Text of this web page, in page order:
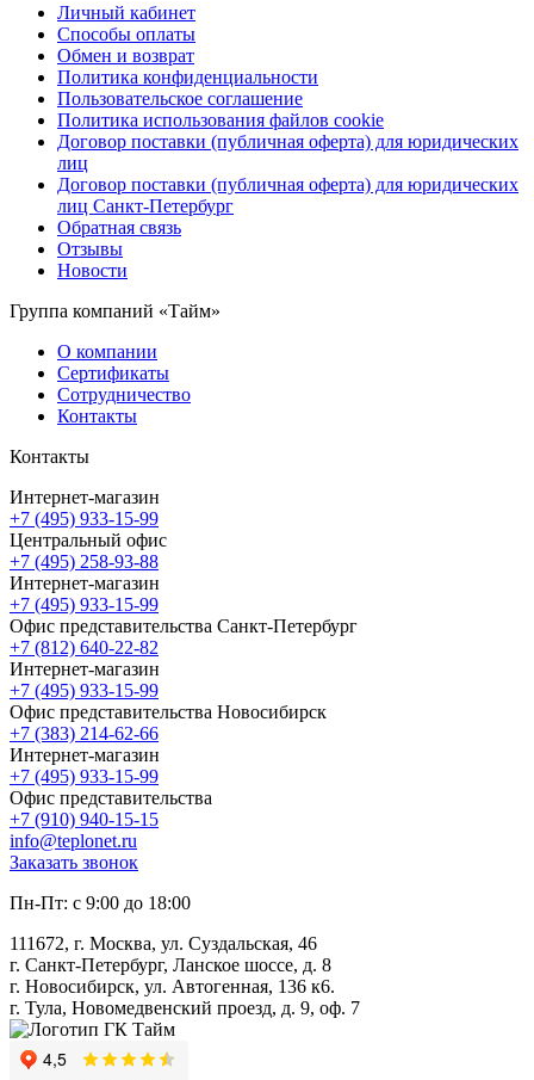
Личный кабинет
Способы оплаты
Обмен и возврат
Политика конфиденциальности
Пользовательское соглашение
Политика использования файлов cookie
Договор поставки (публичная оферта) для юридических
лиц
Договор поставки (публичная оферта) для юридических
лиц Санкт-Петербург
Обратная связь
Отзывы
Новости
Группа компаний «Тайм»
О компании
Сертификаты
Сотрудничество
Контакты
Контакты
Интернет-магазин
+7 (495) 933-15-99
Центральный офис
+7 (495) 258-93-88
Интернет-магазин
+7 (495) 933-15-99
Офис представительства Санкт-Петербург
+7 (812) 640-22-82
Интернет-магазин
+7 (495) 933-15-99
Офис представительства Новосибирск
+7 (383) 214-62-66
Интернет-магазин
+7 (495) 933-15-99
Офис представительства
+7 (910) 940-15-15
info@teplonet.ru
Заказать звонок
Пн-Пт: с 9:00 до 18:00
111672, г. Москва, ул. Суздальская, 46
г. Санкт-Петербург, Ланское шоссе, д. 8
г. Новосибирск, ул. Автогенная, 136 к6.
г. Тула, Новомедвенский проезд, д. 9, оф. 7